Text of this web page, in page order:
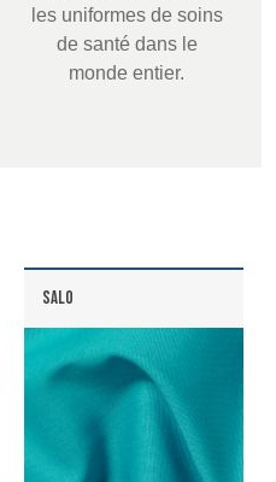
les uniformes de soins
de santé dans le
monde entier.
SALO